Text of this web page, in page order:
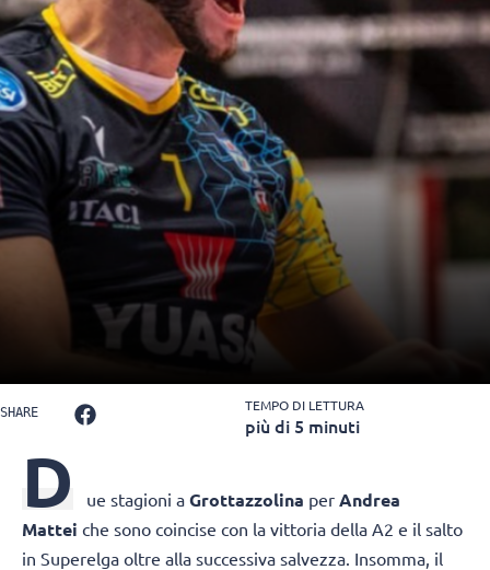
SHARE TEMPO DI LETTURA
più di 5 minuti
D ue stagioni a Grottazzolina per Andrea
Mattei che sono coincise con la vittoria della A2 e il salto
in Superelga oltre alla successiva salvezza. Insomma, il